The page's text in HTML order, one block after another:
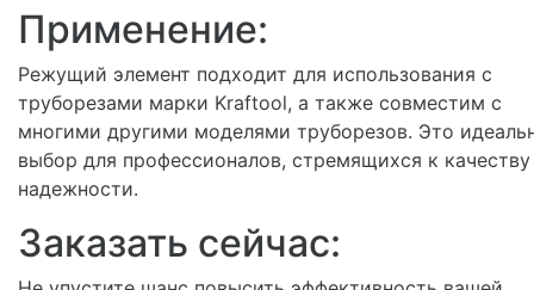
Применение:
Режущий элемент подходит для использования с
труборезами марки Kraftool, а также совместим с
многими другими моделями труборезов. Это
выбор для профессионалов, стремящихся к
надежности.
Заказать сейчас: